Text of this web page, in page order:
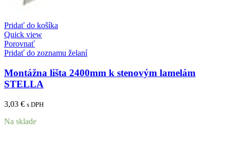
Pridať do košíka
Quick view
Porovnať
Pridať do zoznamu želaní
Montážna lišta 2400mm k stenovým lamelám
STELLA
3,03 € s DPH
Na sklade